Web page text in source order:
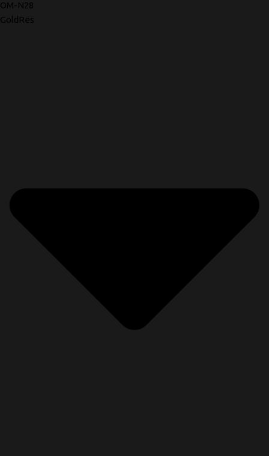
OM-N28
GoldRes